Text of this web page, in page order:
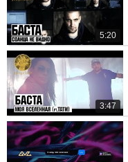
5:20
3:47